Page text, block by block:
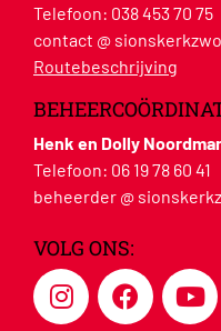
Telefoon: 038 453 70 75
contact @
Routebeschrijving
Henk en Dolly
Telefoon: 06 19 78 60 41
beheerder @
VOLG ONS: